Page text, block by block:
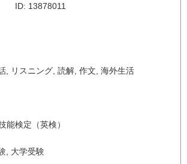
ID: 13878011
, リスニング, 読解, 作文, 海外生活
能検定（英検）
, 大学受験